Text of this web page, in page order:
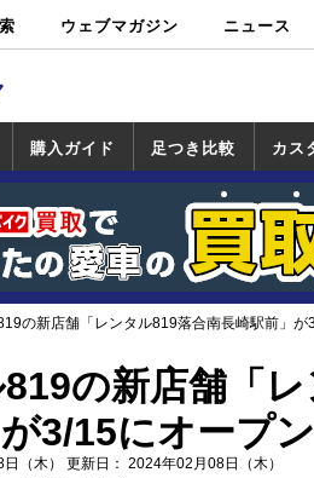
ウェブマガジン ニュース
購入ガイド
一覧
足つき比較 カス
カス
一覧
ホンダ
ヤマハ
スズキ
カワ
の新店舗「レンタル819落合南長崎駅前」が
の新店舗「
3/15にオープン
（木） 更新日： 2024年02月08日（木）